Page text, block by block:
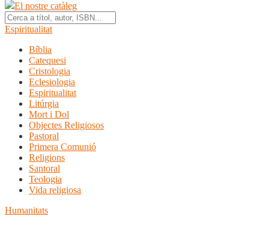
El nostre catàleg
Espiritualitat
Bíblia
Catequesi
Cristologia
Eclesiologia
Espiritualitat
Litúrgia
Mort i Dol
Objectes Religiosos
Pastoral
Primera Comunió
Religions
Santoral
Teologia
Vida religiosa
Humanitats